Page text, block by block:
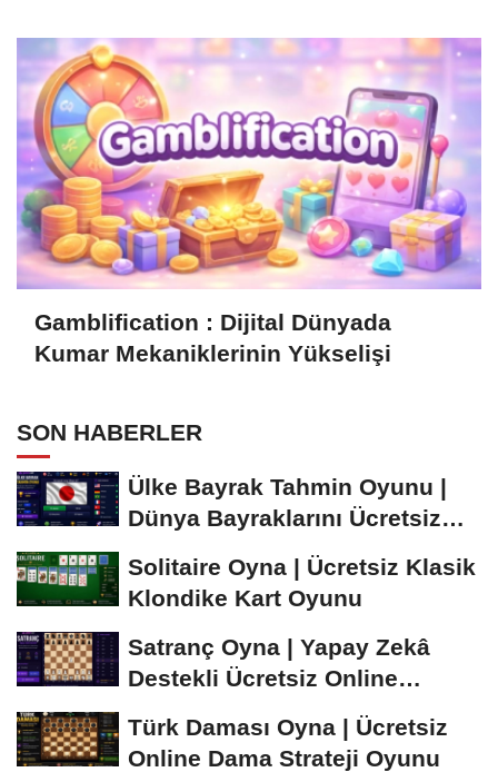
Gamblification : Dijital Dünyada
Kumar Mekaniklerinin Yükselişi
SON HABERLER
Ülke Bayrak Tahmin Oyunu |
Dünya Bayraklarını Ücretsiz
Solitaire Oyna | Ücretsiz Klasik
Klondike Kart Oyunu
Satranç Oyna | Yapay Zekâ
Destekli Ücretsiz Online
Türk Daması Oyna | Ücretsiz
Online Dama Strateji Oyunu